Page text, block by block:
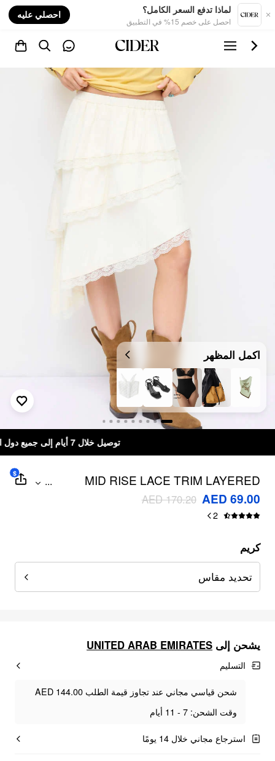
لماذا تدفع السعر الكامل؟
احصل على خصم 15% في التطبيق
احصلي عليه
اكمل المظهر
MID RISE LACE TRIM LAYERED
ASYMMETRICAL HEM MIDI SKIRT
...
AED 69.00
AED 170.20
2
$
كريم
تحديد مقاس
يشحن إلى UNITED ARAB EMIRATES
التسليم
شحن قياسي مجاني عند تجاوز قيمة الطلب AED 144.00
وقت الشحن: 7 - 11 أيام
استرجاع مجاني خلال 14 يومًا